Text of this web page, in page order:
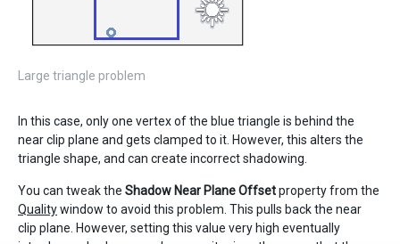
Large triangle problem
In this case, only one vertex of the blue triangle is behind the
near clip plane and gets clamped to it. However, this alters the
triangle shape, and can create incorrect shadowing.
You can tweak the Shadow Near Plane Offsetproperty from the
Qualitywindow to avoid this problem. This pulls back the near
clip plane. However, setting this value very high eventually